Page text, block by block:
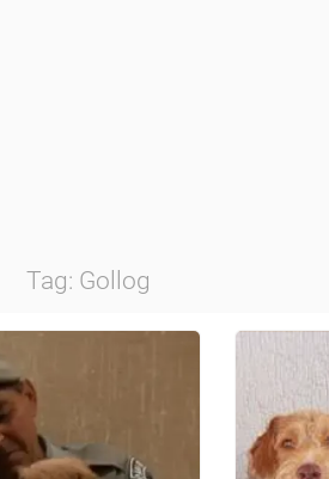
Tag: Gollog